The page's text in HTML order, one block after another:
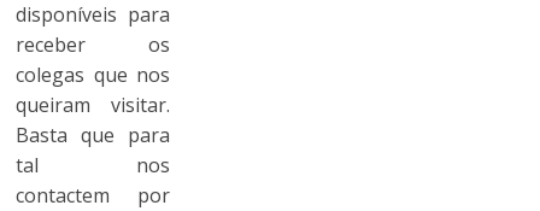
disponíveis para
receber os
colegas que nos
queiram visitar.
Basta que para
tal nos
contactem por